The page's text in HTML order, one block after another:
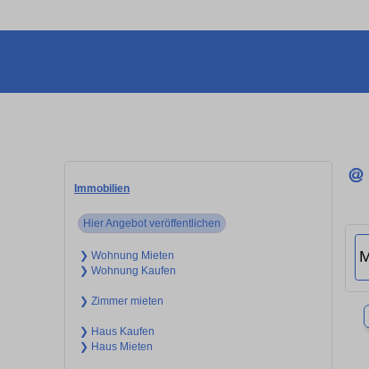
Immobilien
Hier Angebot veröffentlichen
❯ Wohnung Mieten
❯ Wohnung Kaufen
❯ Zimmer mieten
❯ Haus Kaufen
❯ Haus Mieten